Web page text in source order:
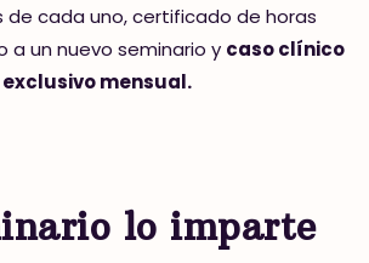
de cada uno, certificado de horas
a un nuevo seminario y caso clínico
exclusivo mensual.
lo imparte